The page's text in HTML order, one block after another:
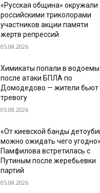
«Русская община» окружали
российскими триколорами
участников акции памяти
жертв репрессий
05.08.2026
Химикаты попали в водоемы
после атаки БПЛА по
Домодедово — жители бьют
тревогу
05.08.2026
«От киевской банды
можно ожидать чего угодно».
Памфилова встретилась с
Путиным после жеребьевки
партий
05.08.2026